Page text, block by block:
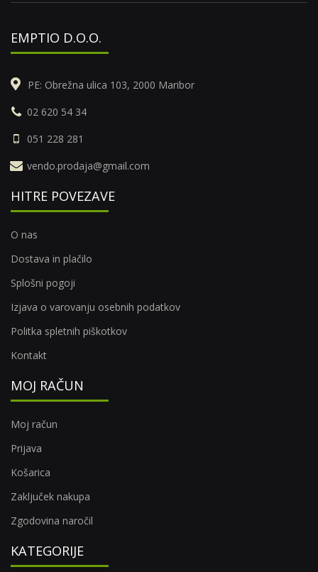
EMPTIO D.O.O.
PE: Obrežna ulica 103, 2000 Maribor
02 620 54 34
051 228 281
vendo.prodaja@gmail.com
HITRE POVEZAVE
O nas
Dostava in plačilo
Splošni pogoji
Izjava o varovanju osebnih podatkov
Politka spletnih piškotkov
Kontakt
MOJ RAČUN
Moj račun
Prijava
Košarica
Zaključek nakupa
Zgodovina naročil
KATEGORIJE